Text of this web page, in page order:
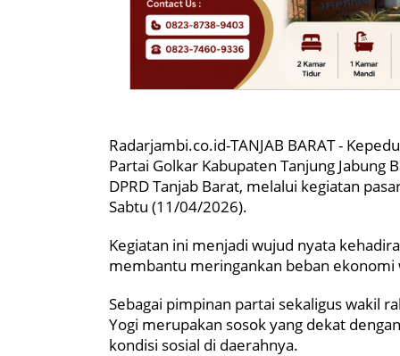
Radarjambi.co.id-TANJAB BARAT -
Partai Golkar Kabupaten Tanjung Jabung
DPRD Tanjab Barat, melalui kegiatan
Sabtu (11/04/2026).
Kegiatan ini menjadi wujud nyata
membantu meringankan beban
Sebagai pimpinan partai sekaligus wakil
Yogi merupakan sosok yang dekat
kondisi sosial di daerahnya.